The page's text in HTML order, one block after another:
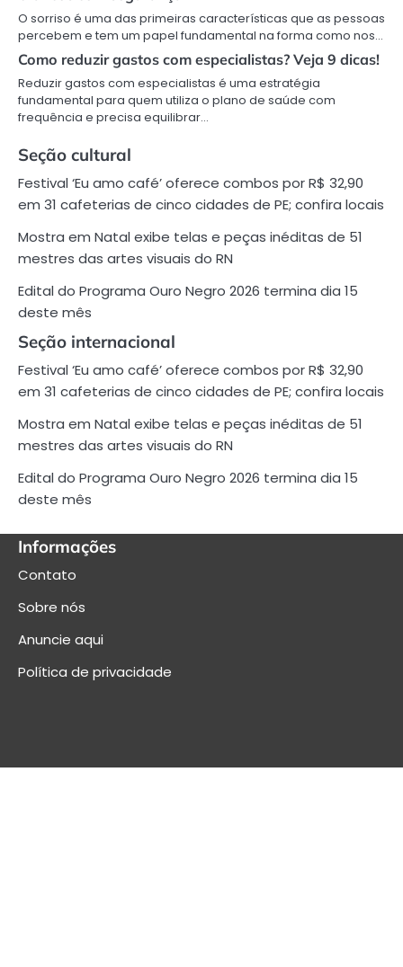
O sorriso é uma das primeiras características que as pessoas
percebem e tem um papel fundamental na forma como nos…
Como reduzir gastos com especialistas? Veja 9 dicas!
Reduzir gastos com especialistas é uma estratégia
fundamental para quem utiliza o plano de saúde com
frequência e precisa equilibrar…
Seção cultural
Festival ‘Eu amo café’ oferece combos por R$ 32,90
em 31 cafeterias de cinco cidades de PE; confira locais
Mostra em Natal exibe telas e peças inéditas de 51
mestres das artes visuais do RN
Edital do Programa Ouro Negro 2026 termina dia 15
deste mês
Seção internacional
Festival ‘Eu amo café’ oferece combos por R$ 32,90
em 31 cafeterias de cinco cidades de PE; confira locais
Mostra em Natal exibe telas e peças inéditas de 51
mestres das artes visuais do RN
Edital do Programa Ouro Negro 2026 termina dia 15
deste mês
Informações
Contato
Sobre nós
Anuncie aqui
Política de privacidade